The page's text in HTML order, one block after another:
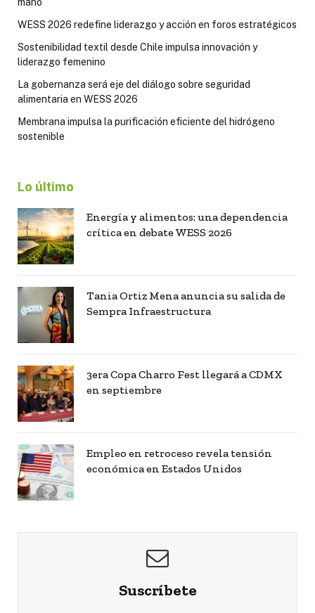
WESS 2026 redefine liderazgo y acción en foros estratégicos
Sostenibilidad textil desde Chile impulsa innovación y
liderazgo femenino
La gobernanza será eje del diálogo sobre seguridad
alimentaria en WESS 2026
Membrana impulsa la purificación eficiente del hidrógeno
sostenible
Lo último
Energía y alimentos: una dependencia
crítica en debate WESS 2026
Tania Ortiz Mena anuncia su salida de
Sempra Infraestructura
3era Copa Charro Fest llegará a CDMX
en septiembre
Empleo en retroceso revela tensión
económica en Estados Unidos
Suscríbete